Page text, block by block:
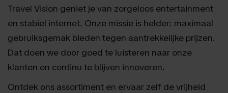
Travel Vision geniet je van zorgeloos entertainment
en stabiel internet. Onze missie is helder: maximaal
gebruiksgemak bieden tegen aantrekkelijke prijzen.
Dat doen we door goed te luisteren naar onze
klanten en continu te blijven innoveren.
Ontdek ons assortiment en ervaar zelf de vrijheid